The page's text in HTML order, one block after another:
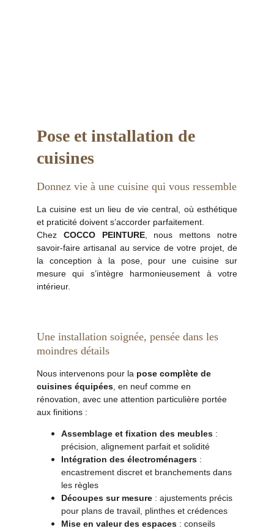
Pose et installation de
cuisines
Donnez vie à une cuisine qui vous ressemble
La cuisine est un lieu de vie central, où esthétique
et praticité doivent s’accorder parfaitement.
Chez COCCO PEINTURE, nous mettons notre
savoir-faire artisanal au service de votre projet, de
la conception à la pose, pour une cuisine sur
mesure qui s’intègre harmonieusement à votre
intérieur.
Une installation soignée, pensée dans les
moindres détails
Nous intervenons pour la pose complète de
cuisines équipées , en neuf comme en
rénovation, avec une attention particulière portée
aux finitions :
Assemblage et fixation des meubles :
précision, alignement parfait et solidité
Intégration des électroménagers :
encastrement discret et branchements dans
les règles
Découpes sur mesure : ajustements précis
pour plans de travail, plinthes et crédences
Mise en valeur des espaces : conseils